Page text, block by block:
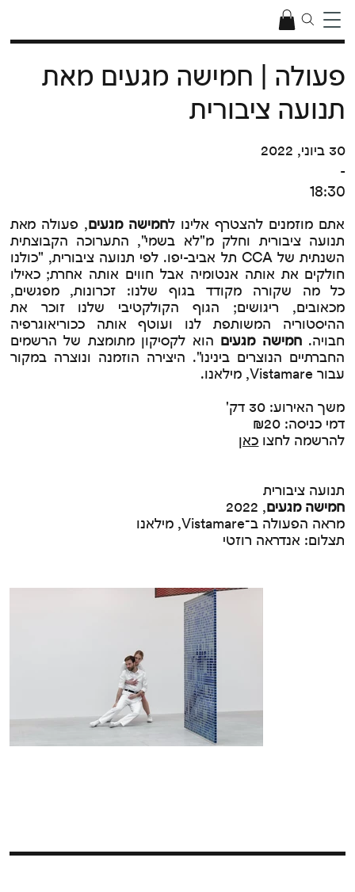
אתם מוזמנים להצטרף אלינו לחמישה מגעים, פעולה מאת
תנועה ציבורית וחלק מ"לא בשמי", התערוכה הקבוצתית
השנתית של CCA תל אביב-יפו. לפי תנועה ציבורית, "כולנו
חולקים את אותה אנטומיה אבל חווים אותה אחרת; כאילו
כל מה שקורה מקודד בגוף שלנו: זכרונות, מפגשים,
מכאובים, ריגושים; הגוף הקולקטיבי שלנו זוכר את
ההיסטוריה המשותפת לנו ועוטף אותה ככוריאוגרפיה
חבויה.חמישה מגעים הוא לקסיקון מתומצת של הרשמים
החברתיים הנוצרים בינינו". היצירה הוזמנה ונוצרה במקור
עבור Vistamare, מילאנו.
משך האירוע: 30 דק'
דמי כניסה: ₪20
להרשמה לחצו כאן
תנועה ציבורית
חמישה מגעים, 2022
מראה הפעולה ב־Vistamare, מילאנו
תצלום: אנדראה רוזטי
פעולה | חמישה מגעים מאת
תנועה ציבורית
30 ביוני, 2022
-
18:30